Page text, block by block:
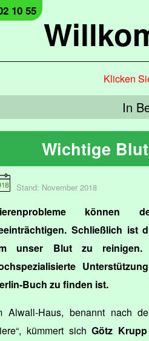
10 55
Klicken
In
Wichtige
Stand: November 2018
können
Schließlich ist
unser Blut zu
Buch zu finden ist.
Alwall-Haus, benannt nach
kümmert sichGötz Krupp